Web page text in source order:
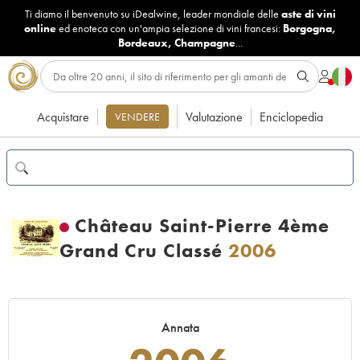
Ti diamo il benvenuto su iDealwine, leader mondiale delle aste di vini
onlineed enoteca con un'ampia selezione di vini francesi: Borgogna,
Bordeaux, Champagne...
Acquistare VENDERE Valutazione Enciclopedia
Château Saint-Pierre 4ème
Grand Cru Classé 2006
Annata